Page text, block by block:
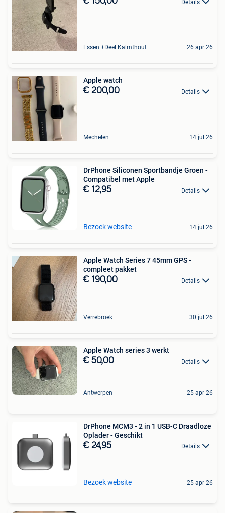
Details
Essen +Deel Kalmthout 26 apr 26
Apple watch
€ 200,00 Details
Mechelen 14 jul 26
DrPhone Siliconen Sportbandje Groen -
Compatibel met Apple
€ 12,95 Details
Bezoek website 14 jul 26
Apple Watch Series 7 45mm GPS -
compleet pakket
€ 190,00 Details
Verrebroek 30 jul 26
Apple Watch series 3 werkt
€ 50,00 Details
Antwerpen 25 apr 26
DrPhone MCM3 - 2 in 1 USB-C Draadloze
Oplader - Geschikt
€ 24,95 Details
Bezoek website 25 apr 26